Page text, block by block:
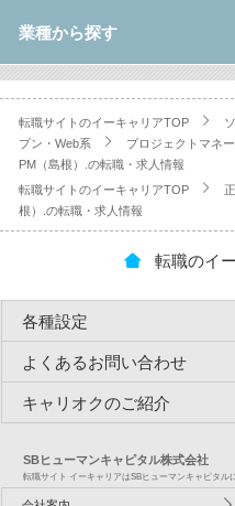
業種から探す
転職サイトのイーキャリアTOP
プン・Web系
プロジェクトマネ
PM（島根）.の転職・求人情報
転職サイトのイーキャリアTOP
根）.の転職・求人情報
転職のイ
各種設定
よくあるお問い合わせ
キャリオクのご紹介
SBヒューマンキャピタル株式会社
転職サイト イーキャリアはSBヒューマンキャピタル